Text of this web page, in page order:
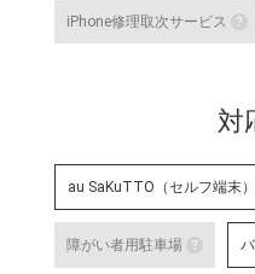
iPhone修理取次サービス
対
au SaKuTTO（セルフ端末）
障がい者用駐車場